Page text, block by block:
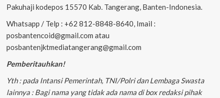
Pakuhaji kodepos 15570 Kab. Tangerang, Banten-Indonesia.
Whatsapp / Telp : +62 812-8848-8640, Imail :
posbantencoid@gmail.com atau
posbantenjktmediatangerang@gmail.com
Pemberitauhkan!
Yth : pada Intansi Pemerintah, TNI/Polri dan Lembaga Swasta
lainnya : Bagi nama yang tidak ada nama di box redaksi pihak